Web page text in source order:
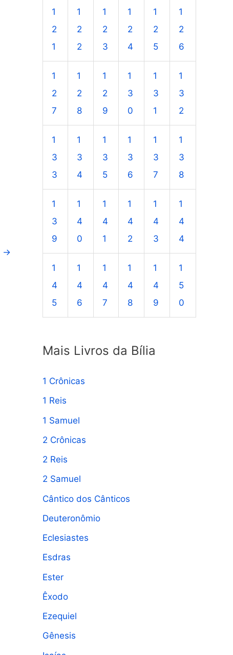
→
1
2
1
1
2
2
1
2
3
1
2
4
1
2
5
1
2
6
1
2
7
1
2
8
1
2
9
1
3
0
1
3
1
1
3
2
1
3
3
1
3
4
1
3
5
1
3
6
1
3
7
1
3
8
1
3
9
1
4
0
1
4
1
1
4
2
1
4
3
1
4
4
1
4
5
1
4
6
1
4
7
1
4
8
1
4
9
1
5
0
Mais Livros da Bília
1 Crônicas
1 Reis
1 Samuel
2 Crônicas
2 Reis
2 Samuel
Cântico dos Cânticos
Deuteronômio
Eclesiastes
Esdras
Ester
Êxodo
Ezequiel
Gênesis